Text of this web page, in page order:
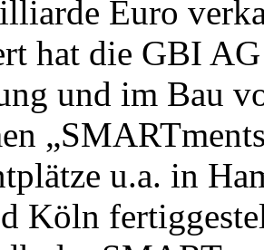
Euro
hat die GBI
und im Bau
u.a. in
Köln